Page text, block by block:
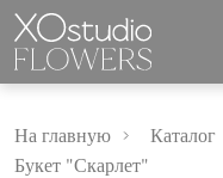
На главную Каталог
Букет "Скарлет"